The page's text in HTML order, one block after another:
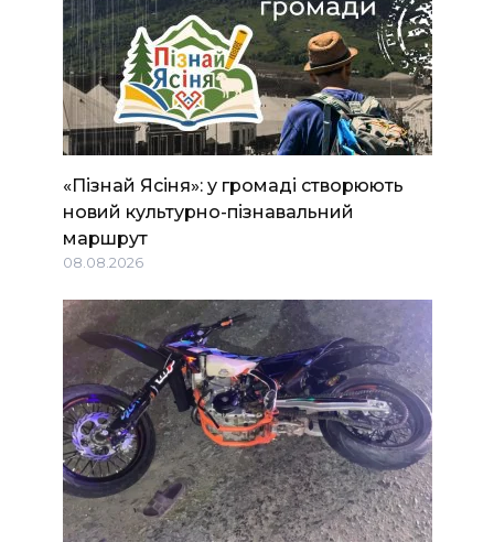
«Пізнай Ясіня»: у громаді створюють
новий культурно-пізнавальний
маршрут
08.08.2026